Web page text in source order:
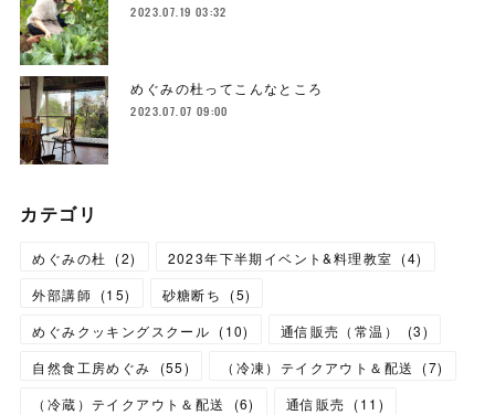
2023.07.19 03:32
めぐみの杜ってこんなところ
2023.07.07 09:00
カテゴリ
めぐみの杜 (2) 2023年下半期イベント&料理教室 (4)
外部講師 (15) 砂糖断ち (5)
めぐみクッキングスクール (10) 通信販売（常温） (3)
自然食工房めぐみ
(55) （冷凍）テイクアウト＆配送 (7)
（冷蔵）テイクアウト＆配送
(6) 通信販売 (11 )